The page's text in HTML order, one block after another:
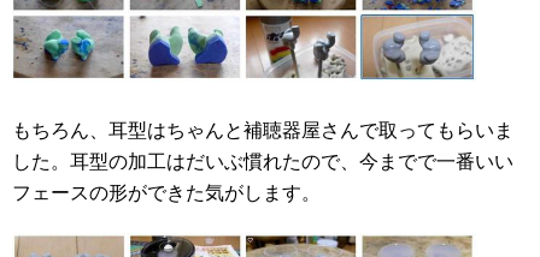
もちろん、耳型はちゃんと補聴器屋さんで取ってもらいま
した。耳型の加工はだいぶ慣れたので、今までで一番いい
フェースの形ができた気がします。